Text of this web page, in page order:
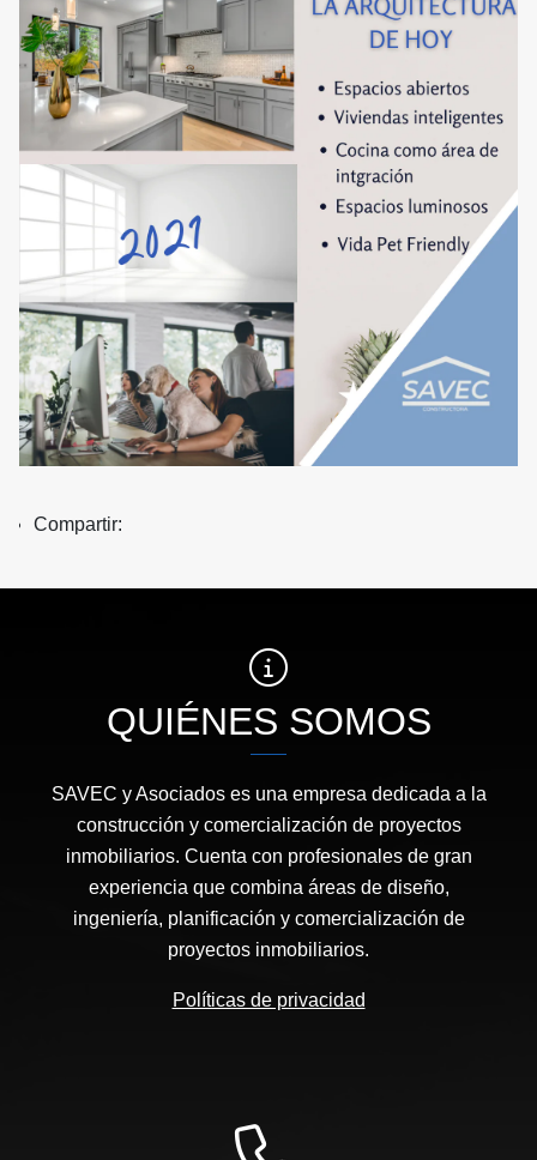
Compartir:
QUIÉNES SOMOS
SAVEC y Asociados es una empresa dedicada a la
construcción y comercialización de proyectos
inmobiliarios. Cuenta con profesionales de gran
experiencia que combina áreas de diseño,
ingeniería, planificación y comercialización de
proyectos inmobiliarios.
Políticas de privacidad